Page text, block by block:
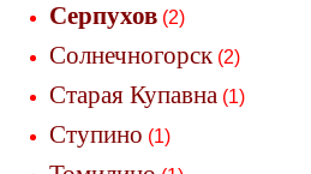
Серпухов(2)
Солнечногорск(2)
Старая Купавна(1)
Ступино (1)